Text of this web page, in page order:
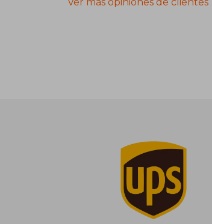
Ver más opiniones de clientes